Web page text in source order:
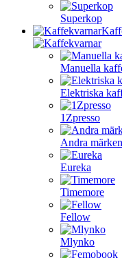
Superkop
Manuella
Elektriska
1Zpresso
Andra märken
Eureka
Timemore
Fellow
Mlynko